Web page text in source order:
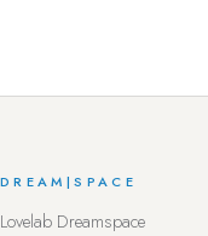
DREAM |SPACE
Lovelab Dreamspace